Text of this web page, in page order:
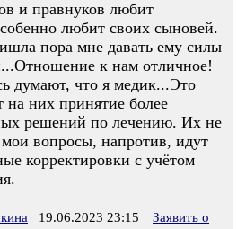
и правнуков любит
любит своих сыновей.
пора мне давать ему силы
к нам отличное!
думают, что я медик...Это
на них принятие более
решений по лечению. Их не
вопросы, напротив, идут
корректировки с учётом
19.06.2023 23:15
Заявить о